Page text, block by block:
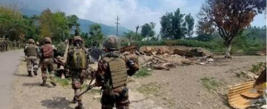
ఉగ్రవాదులు మెరుపుదాడి..
మణిపూర్ భద్రతా అధికారి మృతి
వ్రాసిన వారు Sirish Praharaju Jan 17, 2024 11:26 am
ఈ వార్తాకథనం ఏంటి